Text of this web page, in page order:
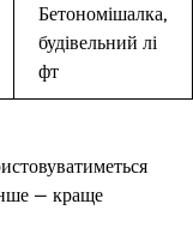
Бетономішалка,
будівельний лі
фт
— краще